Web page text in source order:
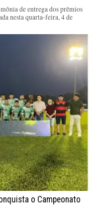
de entrega dos prêmios
nesta quarta-feira, 4 de
o Campeonato